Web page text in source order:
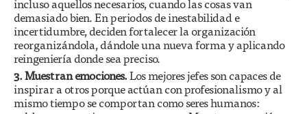
incluso aquellos necesarios, cuando las cosas van
demasiado bien. En periodos de inestabilidad e
incertidumbre, deciden fortalecer la organización
reorganizándola, dándole una nueva forma y aplicando
reingeniería donde sea preciso.
3. Muestran emociones.Los mejores jefes son capaces de
inspirar a otros porque actúan con profesionalismo y al
mismo tiempo se comportan como seres humanos: